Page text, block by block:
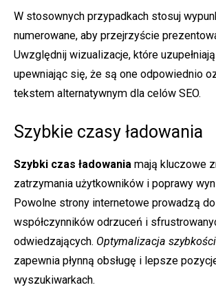
W stosownych przypadkach stosuj
numerowane, aby przejrzyście
Uwzględnij wizualizacje, które
upewniając się, że są one odpowiednio
tekstem alternatywnym dla celów SEO.
Szybkie czasy ładowania
Szybki czas ładowania mają kluczowe
zatrzymania użytkowników i poprawy
Powolne strony internetowe prowadzą
współczynników odrzuceń i
odwiedzających. Optymalizacja
zapewnia płynną obsługę i lepsze
wyszukiwarkach.